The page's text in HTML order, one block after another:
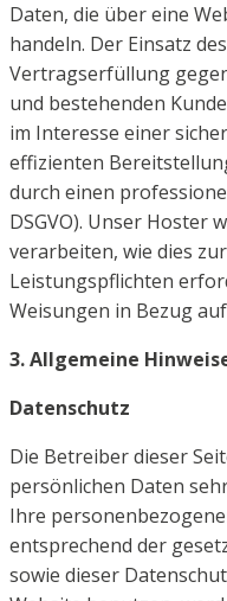
Daten, die über eine
handeln. Der Einsatz
Vertragserfüllung
und bestehenden
im Interesse einer
effizienten
durch einen
DSGVO). Unser Hoster
verarbeiten, wie dies
Leistungspflichten
Weisungen in Bezug
3. Allgemeine
Datenschutz
Die Betreiber dieser
persönlichen Daten
Ihre
entsprechend der
sowie dieser